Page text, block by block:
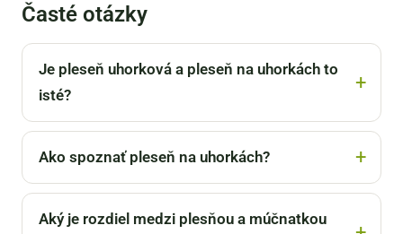
Časté otázky
Je pleseň uhorková a pleseň na uhorkách to
isté?
Ako spoznať pleseň na uhorkách?
Aký je rozdiel medzi plesňou a múčnatkou